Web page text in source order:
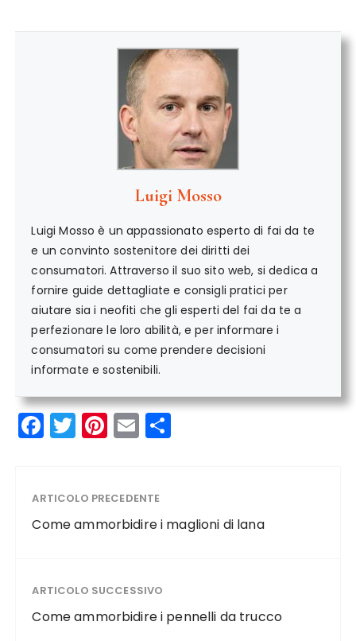
Luigi Mosso
Luigi Mosso è un appassionato esperto di fai da te
e un convinto sostenitore dei diritti dei
consumatori. Attraverso il suo sito web, si dedica a
fornire guide dettagliate e consigli pratici per
aiutare sia i neofiti che gli esperti del fai da te a
perfezionare le loro abilità, e per informare i
consumatori su come prendere decisioni
informate e sostenibili.
F
a
e
b
o
k
T
w
te
r
Pi
n
re
st
E
m
l
vi
ARTICOLO PRECEDENTE
Come ammorbidire i maglioni di lana
ARTICOLO SUCCESSIVO
Come ammorbidire i pennelli da trucco